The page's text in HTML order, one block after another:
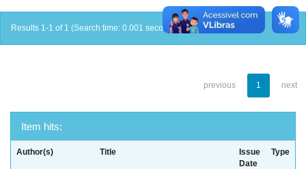
Results 1-1 of 1 (Search time: 0.001 seconds).
previous 1 next
Item hits:
Author(s) Title
Issue
Date
Type